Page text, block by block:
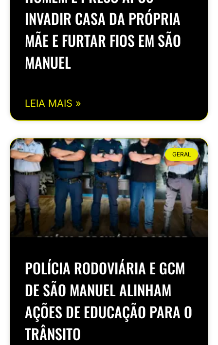
INVADIR CASA DA PRÓPRIA
MÃE E FURTAR FIOS EM SÃO
MANUEL
LEIA MAIS »
GERAL
POLÍCIA RODOVIÁRIA E GCM
DE SÃO MANUEL ALINHAM
AÇÕES DE EDUCAÇÃO PARA O
TRÂNSITO